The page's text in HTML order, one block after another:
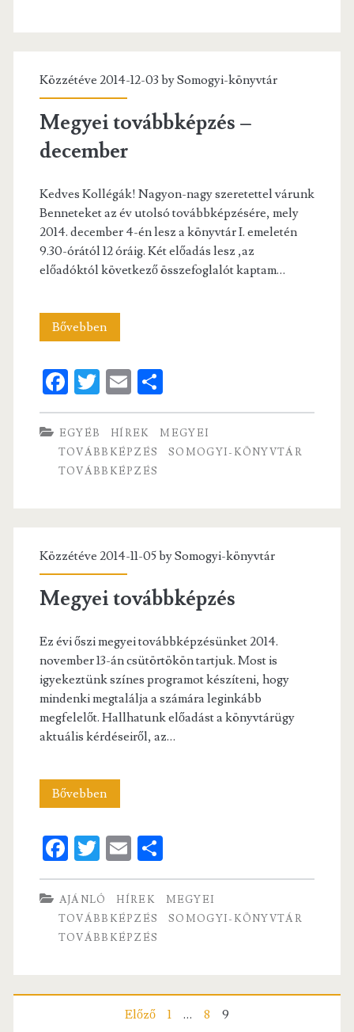
Közzétéve 2014-12-03 bySomogyi-könyvtár
Megyei továbbképzés –
december
Kedves Kollégák! Nagyon-nagy szeretettel várunk
Benneteket az év utolsó továbbképzésére, mely
2014. december 4-én lesz a könyvtár I. emeletén
9.30-órától 12 óráig. Két előadás lesz ,az
előadóktól következő összefoglalót kaptam…
BővebbenMegyei
–
december
Fa
ce
b
o
o
T
w
itt
er
E
m
ai
l
S
ha
re
EGYÉB HÍREK
MEGYEI
TOVÁBBKÉPZÉS
SOMOGYI-KÖNYVTÁR
TOVÁBBKÉPZÉS
Közzétéve 2014-11-05 bySomogyi-könyvtár
Megyei továbbképzés
Ez évi őszi megyei továbbképzésünket 2014.
november 13-án csütörtökön tartjuk. Most is
igyekeztünk színes programot készíteni, hogy
mindenki megtalálja a számára leginkább
megfelelőt. Hallhatunk előadást a könyvtárügy
aktuális kérdéseiről, az…
BővebbenMegyei
Fa
ce
b
o
o
T
w
itt
er
E
m
ai
l
S
ha
re
AJÁNLÓ HÍREK
MEGYEI
TOVÁBBKÉPZÉS
SOMOGYI-KÖNYVTÁR
TOVÁBBKÉPZÉS
BejegyzésElőző 1 … 8 9